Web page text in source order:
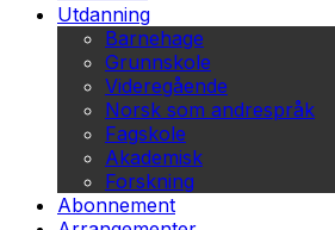
Utdanning
Barnehage
Grunnskole
Videregående
Norsk som andrespråk
Fagskole
Akademisk
Forskning
Abonnement